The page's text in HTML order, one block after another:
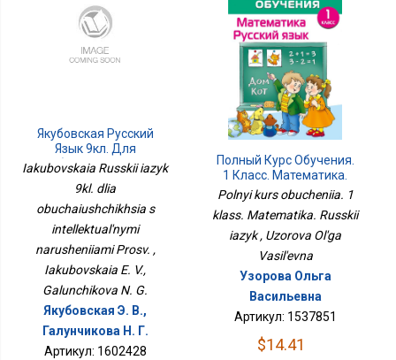
Якубовская Русский
Язык 9кл. Для
Обучающихся С
Нарушениями Просв.
Iakubovskaia Russkii iazyk
9kl. dlia
obuchaiushchikhsia s
intellektual'nymi
narusheniiami Prosv. ,
Iakubovskaia E. V.,
Galunchikova N. G.
Якубовская Э. В.,
Галунчикова Н. Г.
Артикул: 1602428
Полный Курс Обучения.
1 Класс. Математика.
Русский Язык
Polnyi kurs obucheniia. 1
klass. Matematika. Russkii
iazyk , Uzorova Ol'ga
Vasil'evna
Узорова Ольга
Васильевна
Артикул: 1537851
$14.41